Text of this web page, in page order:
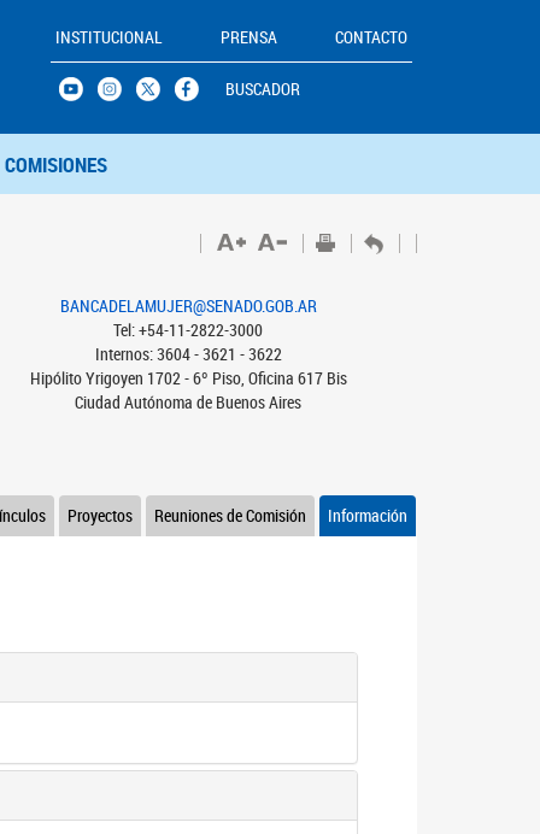
INSTITUCIONAL PRENSA CONTACTO
BUSCADOR
COMISIONES
BANCADELAMUJER@SENADO.GOB.AR
Tel: +54-11-2822-3000
Internos: 3604 - 3621 - 3622
Hipólito Yrigoyen 1702 - 6º Piso, Oficina 617 Bis
Ciudad Autónoma de Buenos Aires
Información
Reuniones de Comisión
Proyectos